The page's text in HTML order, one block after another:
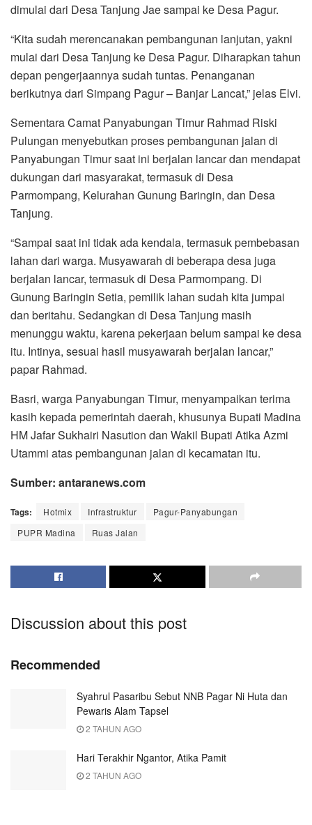
dimulai dari Desa Tanjung Jae sampai ke Desa Pagur.
“Kita sudah merencanakan pembangunan lanjutan, yakni
mulai dari Desa Tanjung ke Desa Pagur. Diharapkan tahun
depan pengerjaannya sudah tuntas. Penanganan
berikutnya dari Simpang Pagur – Banjar Lancat,” jelas Elvi.
Sementara Camat Panyabungan Timur Rahmad Riski
Pulungan menyebutkan proses pembangunan jalan di
Panyabungan Timur saat ini berjalan lancar dan mendapat
dukungan dari masyarakat, termasuk di Desa
Parmompang, Kelurahan Gunung Baringin, dan Desa
Tanjung.
“Sampai saat ini tidak ada kendala, termasuk pembebasan
lahan dari warga. Musyawarah di beberapa desa juga
berjalan lancar, termasuk di Desa Parmompang. Di
Gunung Baringin Setia, pemilik lahan sudah kita jumpai
dan beritahu. Sedangkan di Desa Tanjung masih
menunggu waktu, karena pekerjaan belum sampai ke desa
itu. Intinya, sesuai hasil musyawarah berjalan lancar,”
papar Rahmad.
Basri, warga Panyabungan Timur, menyampaikan terima
kasih kepada pemerintah daerah, khusunya Bupati Madina
HM Jafar Sukhairi Nasution dan Wakil Bupati Atika Azmi
Utammi atas pembangunan jalan di kecamatan itu.
Sumber: antaranews.com
Tags: Hotmix Infrastruktur
Pagur-Panyabungan
PUPR Madina
Ruas Jalan
Discussion about this post
Recommended
Syahrul Pasaribu Sebut NNB Pagar Ni Huta dan
Pewaris Alam Tapsel
2 TAHUN AGO
Hari Terakhir Ngantor, Atika Pamit
2 TAHUN AGO